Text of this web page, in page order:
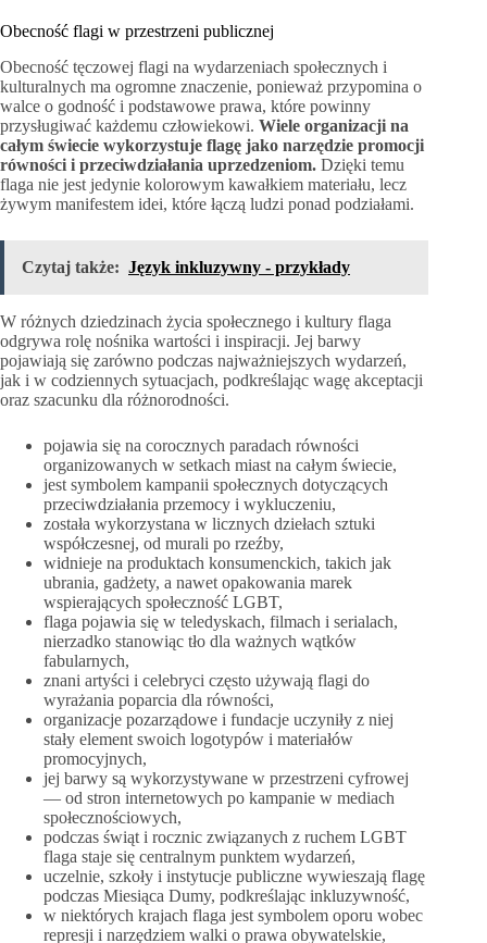
Obecność flagi w przestrzeni publicznej
Obecność tęczowej flagi na wydarzeniach społecznych i
kulturalnych ma ogromne znaczenie, ponieważ przypomina o
walce o godność i podstawowe prawa, które powinny
przysługiwać każdemu człowiekowi. Wiele organizacji na
całym świecie wykorzystuje flagę jako narzędzie promocji
równości i przeciwdziałania uprzedzeniom. Dzięki temu
flaga nie jest jedynie kolorowym kawałkiem materiału, lecz
żywym manifestem idei, które łączą ludzi ponad podziałami.
Czytaj także: Język inkluzywny - przykłady
W różnych dziedzinach życia społecznego i kultury flaga
odgrywa rolę nośnika wartości i inspiracji. Jej barwy
pojawiają się zarówno podczas najważniejszych wydarzeń,
jak i w codziennych sytuacjach, podkreślając wagę akceptacji
oraz szacunku dla różnorodności.
pojawia się na corocznych paradach równości
organizowanych w setkach miast na całym świecie,
jest symbolem kampanii społecznych dotyczących
przeciwdziałania przemocy i wykluczeniu,
została wykorzystana w licznych dziełach sztuki
współczesnej, od murali po rzeźby,
widnieje na produktach konsumenckich, takich jak
ubrania, gadżety, a nawet opakowania marek
wspierających społeczność LGBT,
flaga pojawia się w teledyskach, filmach i serialach,
nierzadko stanowiąc tło dla ważnych wątków
fabularnych,
znani artyści i celebryci często używają flagi do
wyrażania poparcia dla równości,
organizacje pozarządowe i fundacje uczyniły z niej
stały element swoich logotypów i materiałów
promocyjnych,
jej barwy są wykorzystywane w przestrzeni cyfrowej
— od stron internetowych po kampanie w mediach
społecznościowych,
podczas świąt i rocznic związanych z ruchem LGBT
flaga staje się centralnym punktem wydarzeń,
uczelnie, szkoły i instytucje publiczne wywieszają flagę
podczas Miesiąca Dumy, podkreślając inkluzywność,
w niektórych krajach flaga jest symbolem oporu wobec
represji i narzędziem walki o prawa obywatelskie,